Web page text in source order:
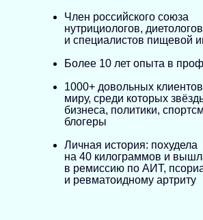
Член российского союза
нутрициологов,
и специалистов пищевой
Более 10 лет опыта в
1000+ довольных
миру, среди которых
бизнеса, политики,
блогеры
Личная история: похудела
на 40 килограммов и
в ремиссию по АИТ,
и ревматоидному артриту